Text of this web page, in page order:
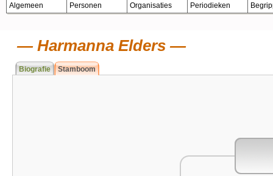
Algemeen Personen Organisaties Periodieken
Harmanna Elders
Biografie Stamboom